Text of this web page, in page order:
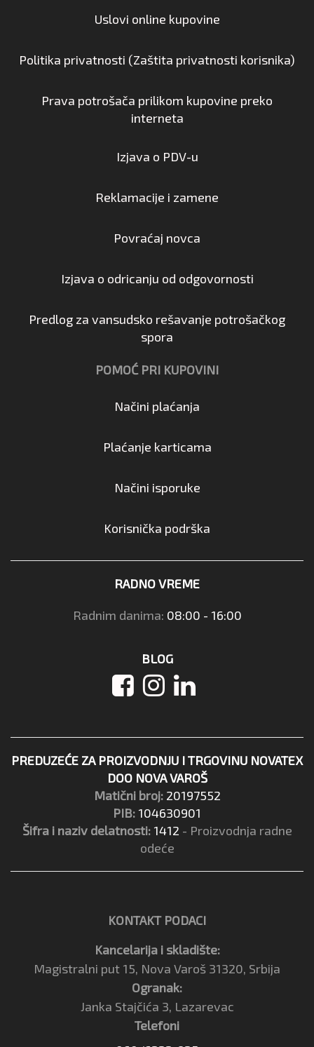
Uslovi online kupovine
Politika privatnosti (Zaštita privatnosti korisnika)
Prava potrošača prilikom kupovine preko
interneta
Izjava o PDV-u
Reklamacije i zamene
Povraćaj novca
Izjava o odricanju od odgovornosti
Predlog za vansudsko rešavanje potrošačkog
spora
POMOĆ PRI KUPOVINI
Načini plaćanja
Plaćanje karticama
Načini isporuke
Korisnička podrška
RADNO VREME
Radnim danima: 08:00 - 16:00
BLOG
PREDUZEĆE ZA PROIZVODNJU I TRGOVINU NOVATEX
DOO NOVA VAROŠ
Matični broj: 20197552
PIB: 104630901
Šifra i naziv delatnosti: 1412 - Proizvodnja radne
odeće
KONTAKT PODACI
Kancelarija i skladište:
Magistralni put 15, Nova Varoš 31320, Srbija
Ogranak:
Janka Stajčića 3, Lazarevac
Telefoni